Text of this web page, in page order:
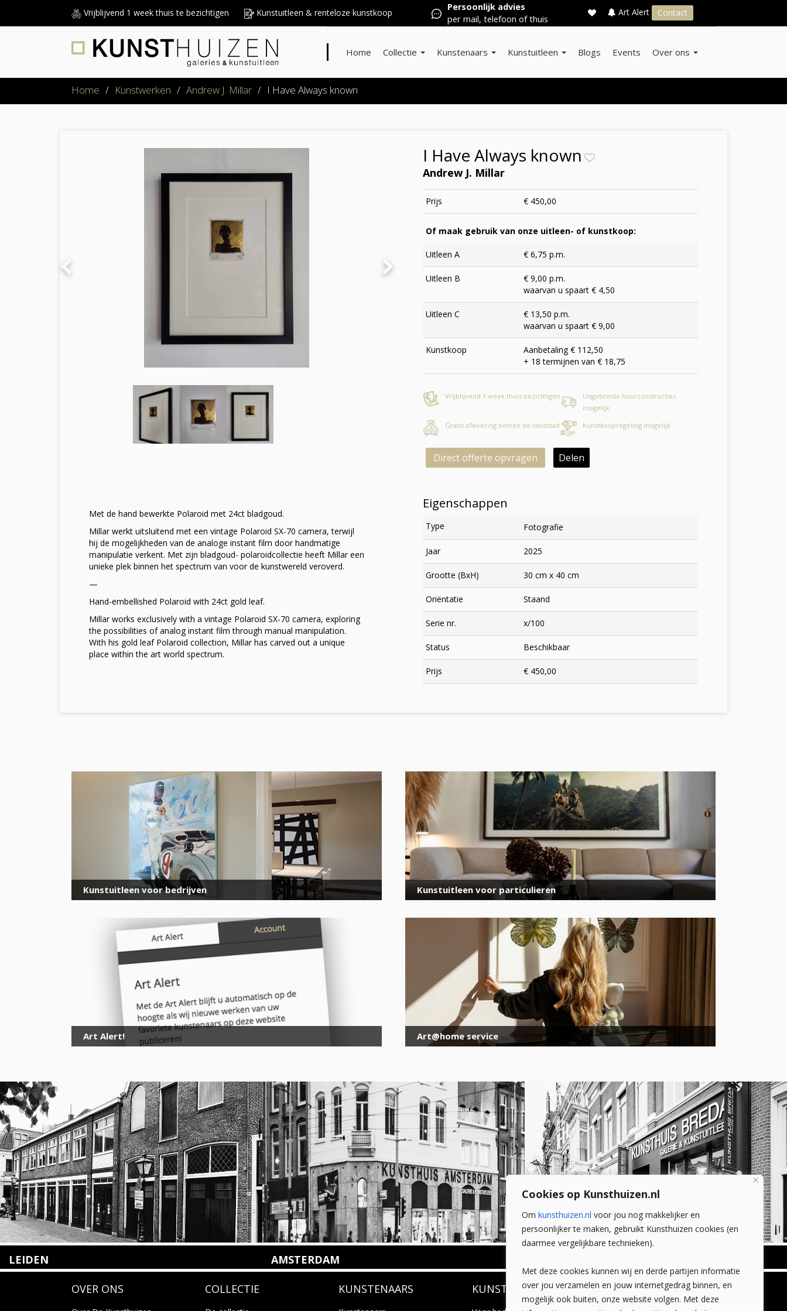
Cookies op Kunsthuizen.nl
Om kunsthuizen.nl voor jou nog makkelijker en
persoonlijker te maken, gebruikt Kunsthuizen cookies (en
daarmee vergelijkbare technieken).
Met deze cookies kunnen wij en derde partijen informatie
over jou verzamelen en jouw internetgedrag binnen, en
mogelijk ook buiten, onze website volgen. Met deze
Vrijblijvend 1 week thuis te bezichtigen Kunstuitleen & renteloze kunstkoop
Persoonlijk advies
per mail, telefoon of thuis
Art Alert Contact
Home Collectie Kunstenaars Kunstuitleen Blogs Events Over ons
Home / Kunstwerken / Andrew J. Millar / I Have Always known
Met de hand bewerkte Polaroid met 24ct bladgoud.
Millar werkt uitsluitend met een vintage Polaroid SX-70 camera, terwijl
hij de mogelijkheden van de analoge instant film door handmatige
manipulatie verkent. Met zijn bladgoud- polaroidcollectie heeft Millar een
unieke plek binnen het spectrum van voor de kunstwereld veroverd.
—
Hand-embellished Polaroid with 24ct gold leaf.
Millar works exclusively with a vintage Polaroid SX-70 camera, exploring
the possibilities of analog instant film through manual manipulation.
With his gold leaf Polaroid collection, Millar has carved out a unique
place within the art world spectrum.
I Have Always known
Andrew J. Millar
Prijs € 450,00
Of maak gebruik van onze uitleen- of kunstkoop:
Uitleen A € 6,75 p.m.
Uitleen B
€ 9,00 p.m.
waarvan u spaart € 4,50
Uitleen C
€ 13,50 p.m.
waarvan u spaart € 9,00
Kunstkoop
Aanbetaling € 112,50
+ 18 termijnen van € 18,75
Vrijblijvend 1 week thuis bezichtigen
Uitgebreide huurconstructies
mogelijk
Gratis aflevering binnen de randstad
Kunstkoopregeling mogelijk
Direct offerte opvragen Delen
Eigenschappen
Type Fotografie
Jaar 2025
Grootte (BxH) 30 cm x 40 cm
Oriëntatie Staand
Serie nr. x/100
Status Beschikbaar
Prijs € 450,00
Kunstuitleen voor bedrijven Kunstuitleen voor particulieren
Art Alert! Art@home service
LEIDEN AMSTERDAM
1075 VX Amsterdam
Wilhelminastraat 11
4818 SB Breda
+31 (0)76 5221309
OVER ONS COLLECTIE KUNSTENAARS KUNSTUITLEEN CONTACT
Meld je aan
voor onze nieuwsbrief
E-
mailadres